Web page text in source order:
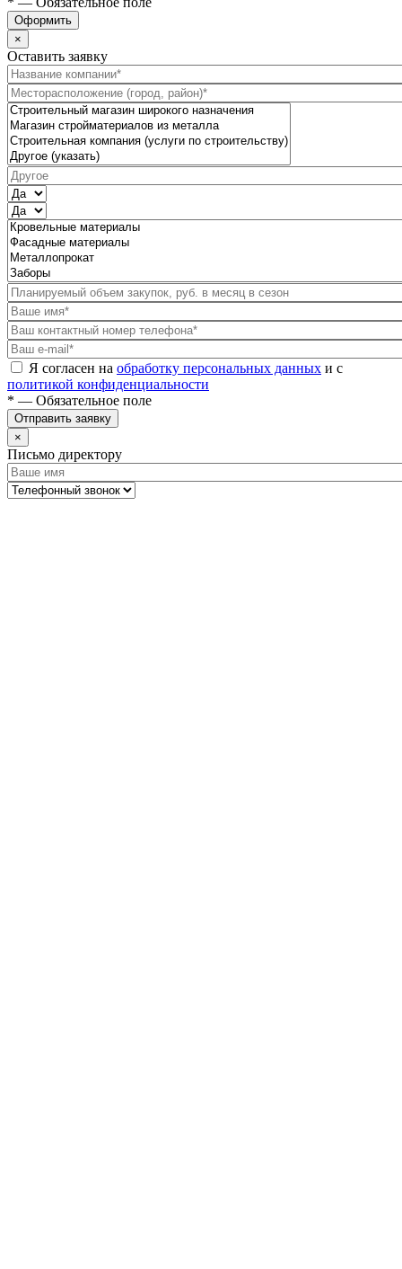
Оформить
×
Оставить заявку
Я согласен на обработку персональных данных и с
политикой конфиденциальности
* — Обязательное поле
Отправить заявку
×
Письмо директору